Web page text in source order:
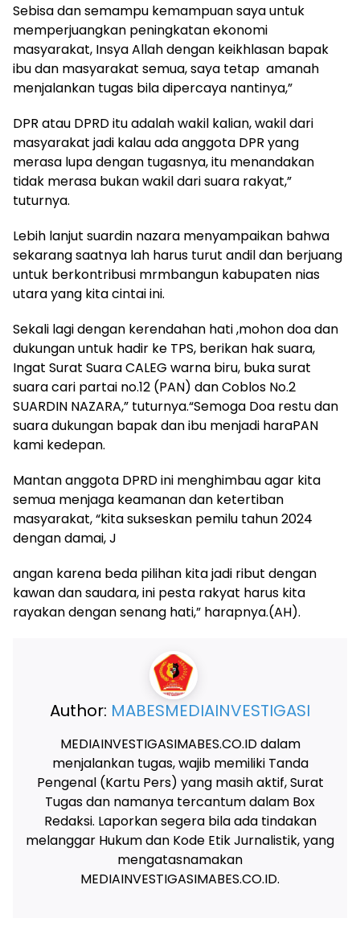
Sebisa dan semampu kemampuan saya untuk
memperjuangkan peningkatan ekonomi
masyarakat, Insya Allah dengan keikhlasan bapak
ibu dan masyarakat semua, saya tetap amanah
menjalankan tugas bila dipercaya nantinya,”
DPR atau DPRD itu adalah wakil kalian, wakil dari
masyarakat jadi kalau ada anggota DPR yang
merasa lupa dengan tugasnya, itu menandakan
tidak merasa bukan wakil dari suara rakyat,”
tuturnya.
Lebih lanjut suardin nazara menyampaikan bahwa
sekarang saatnya lah harus turut andil dan berjuang
untuk berkontribusi mrmbangun kabupaten nias
utara yang kita cintai ini.
Sekali lagi dengan kerendahan hati ,mohon doa dan
dukungan untuk hadir ke TPS, berikan hak suara,
Ingat Surat Suara CALEG warna biru, buka surat
suara cari partai no.12 (PAN) dan Coblos No.2
SUARDIN NAZARA,” tuturnya.“Semoga Doa restu dan
suara dukungan bapak dan ibu menjadi haraPAN
kami kedepan.
Mantan anggota DPRD ini menghimbau agar kita
semua menjaga keamanan dan ketertiban
masyarakat, “kita sukseskan pemilu tahun 2024
dengan damai, J
angan karena beda pilihan kita jadi ribut dengan
kawan dan saudara, ini pesta rakyat harus kita
rayakan dengan senang hati,” harapnya.(AH).
Author: MABESMEDIAINVESTIGASI
MEDIAINVESTIGASIMABES.CO.ID dalam
menjalankan tugas, wajib memiliki Tanda
Pengenal (Kartu Pers) yang masih aktif, Surat
Tugas dan namanya tercantum dalam Box
Redaksi. Laporkan segera bila ada tindakan
melanggar Hukum dan Kode Etik Jurnalistik, yang
mengatasnamakan
MEDIAINVESTIGASIMABES.CO.ID.